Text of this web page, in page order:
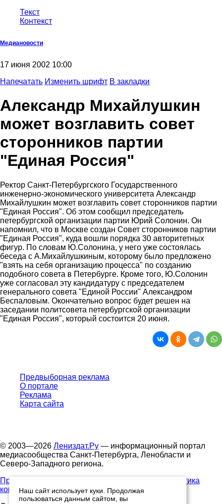
Текст
Контекст
Медиановости
17 июня 2002 10:00
Напечатать Изменить шрифт В закладки
Александр Михайлушкин
может возглавить совет
сторонников партии
"Единая Россия"
Ректор Санкт-Петербургского Государственного
инженерно-экономического университета Александр
Михайлушкин может возглавить совет сторонников партии
"Единая Россия". Об этом сообщил председатель
петербургской организации партии Юрий Солонин. Он
напомнил, что в Москве создан Совет сторонников партии
"Единая Россия", куда вошли порядка 30 авторитетных
фигур. По словам Ю.Солонина, у него уже состоялась
беседа с А.Михайлушкиным, которому было предложено
"взять на себя организацию процесса" по созданию
подобного совета в Петербурге. Кроме того, Ю.Солонин
уже согласовал эту кандидатуру с председателем
генерального совета "Единой России" Александром
Беспаловым. Окончательно вопрос будет решен на
заседании политсовета петербургской организации
"Единая Россия", который состоится 20 июня.
Предвыборная реклама
О портале
Реклама
Карта сайта
© 2003—2026 Лениздат.Ру — информационный портал
медиасообщества Санкт-Петербурга, Ленобласти и
Северо-Западного региона.
Правила использования содержания сайта.
Политика
конфиденциальности.
Наш сайт использует куки. Продолжая
пользоваться данным сайтом, вы